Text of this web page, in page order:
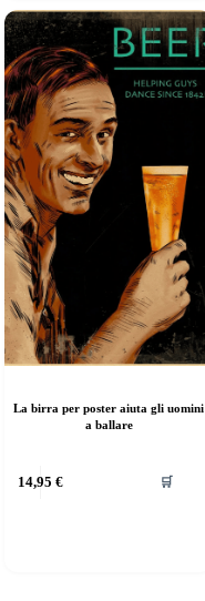
La birra per poster aiuta gli uomini
a ballare
14,95 € 🛒